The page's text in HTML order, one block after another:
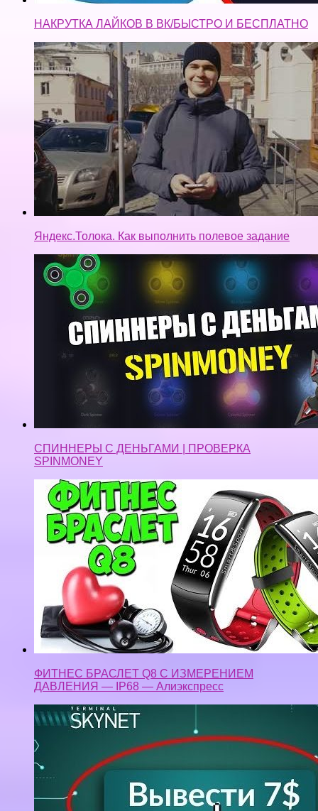
НАКРУТКА ЛАЙКОВ В ВК/БЫСТРО И БЕСПЛАТНО
Яндекс.Толока. Как выполнить полевое задание
СПИННЕРЫ С ДЕНЬГАМИ | ПРОВЕРКА
SPINMONEY
ФИТНЕС БРАСЛЕТ Q8 С ИЗМЕРЕНИЕМ
ДАВЛЕНИЯ — IP68 — Алиэкспресс